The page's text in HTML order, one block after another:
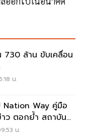
730 ล้าน ขับเคลื่อน
น.
Nation Way คู่มือ
ว ตอกย้ำ สถาบัน
น.